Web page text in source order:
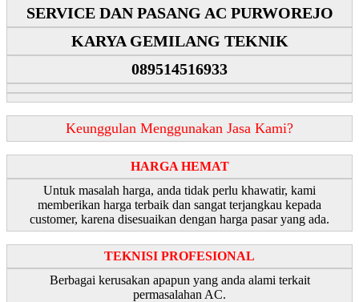
SERVICE DAN PASANG AC PURWOREJO
KARYA GEMILANG TEKNIK
089514516933
Keunggulan Menggunakan Jasa Kami?
HARGA HEMAT
Untuk masalah harga, anda tidak perlu khawatir, kami
memberikan harga terbaik dan sangat terjangkau kepada
customer, karena disesuaikan dengan harga pasar yang ada.
TEKNISI PROFESIONAL
Berbagai kerusakan apapun yang anda alami terkait
permasalahan AC.